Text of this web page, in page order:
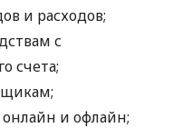
и расходов;
с
счета;
и офлайн;